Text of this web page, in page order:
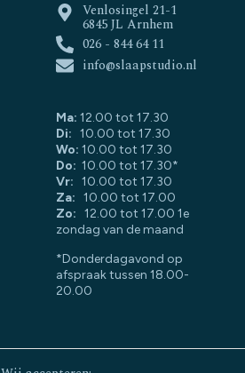
Venlosingel 21-1
6845 JL Arnhem
026 - 844 64 11
info@slaapstudio.nl
Ma: 12.00 tot 17.30
Di: 10.00 tot 17.30
Wo: 10.00 tot 17.30
Do: 10.00 tot 17.30*
Vr: 10.00 tot 17.30
Za: 10.00 tot 17.00
Zo: 12.00 tot 17.00 1e
zondag van de maand
*Donderdagavond op
afspraak tussen 18.00-
20.00